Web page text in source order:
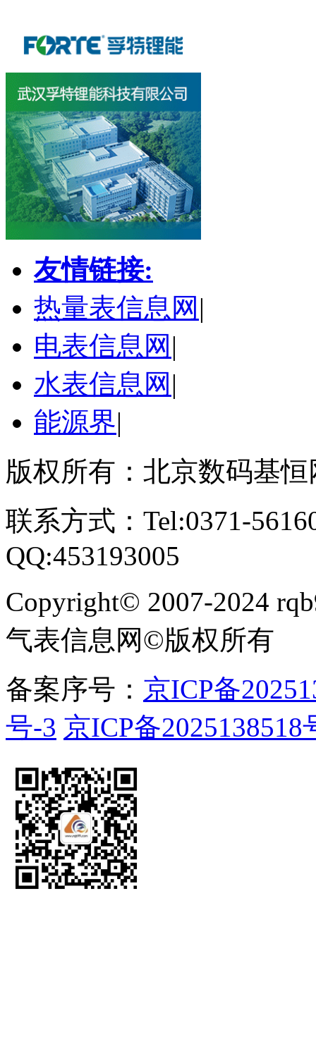
友情链接:
热量表信息网 |
电表信息网 |
水表信息网 |
能源界|
版权所有：北京数码基
联系方式：Tel:0371-
QQ:453193005
Copyright© 2007-2024
气表信息网©版权所有
备案序号： 京ICP备
号-3 京ICP备2025138518